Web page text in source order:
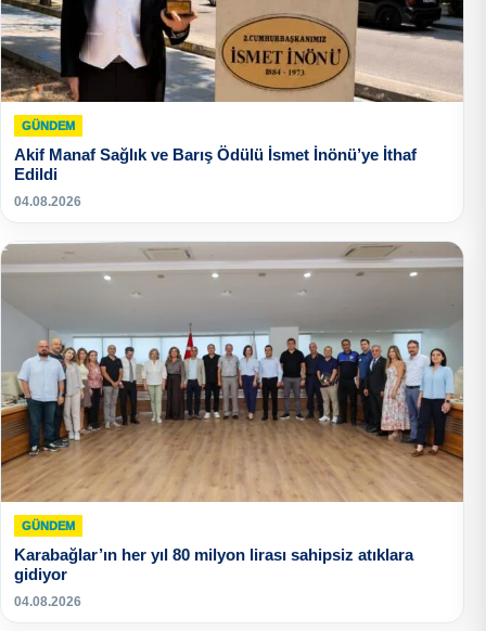
GÜNDEM
Akif Manaf Sağlık ve Barış Ödülü İsmet İnönü’ye İthaf
Edildi
04.08.2026
GÜNDEM
Karabağlar’ın her yıl 80 milyon lirası sahipsiz atıklara
gidiyor
04.08.2026